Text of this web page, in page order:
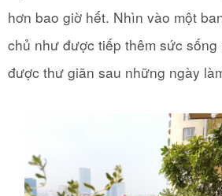
hơn bao giờ hết. Nhìn vào một
chủ như được tiếp thêm sức sống
được thư giãn sau những ngày